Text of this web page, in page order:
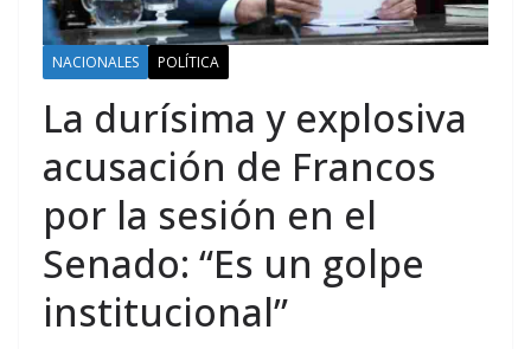
NACIONALES POLÍTICA
La durísima y explosiva
acusación de Francos
por la sesión en el
Senado: “Es un golpe
institucional”